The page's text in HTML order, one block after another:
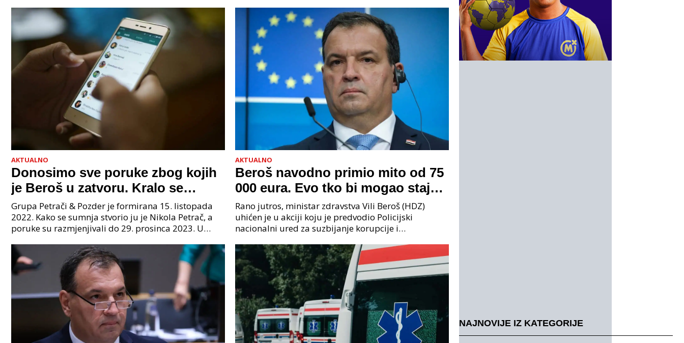
AKTUALNO
Donosimo sve poruke zbog kojih
je Beroš u zatvoru. Kralo se
godinama. Tko će iz vlade biti
sljedeći uhićen?
Grupa Petrači & Pozder je formirana 15. listopada
2022. Kako se sumnja stvorio ju je Nikola Petrač, a
poruke su razmjenjivali do 29. prosinca 2023. U
AKTUALNO
Beroš navodno primio mito od 75
000 eura. Evo tko bi mogao stajati
na čelu zločinačkog udruženja
Rano jutros, ministar zdravstva Vili Beroš (HDZ)
uhićen je u akciji koju je predvodio Policijski
nacionalni ured za suzbijanje korupcije i
priopćenju USKOK
NAJNOVIJE IZ KATEGORIJE